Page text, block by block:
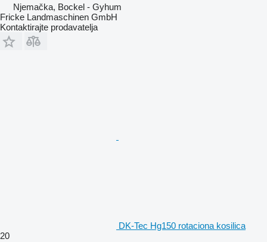
Njemačka, Bockel - Gyhum
Fricke Landmaschinen GmbH
Kontaktirajte prodavatelja
DK-Tec Hg150 rotaciona kosilica
20